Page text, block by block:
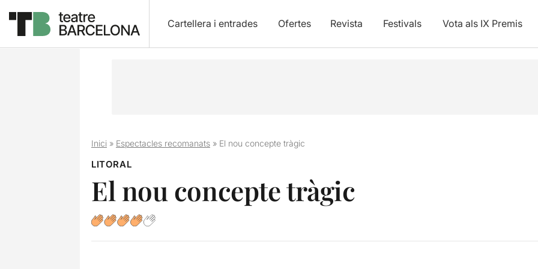
Cartellera i entrades Ofertes Revista Festivals Vota als IX Premis
Inici» Espectacles recomanats» El nou concepte tràgic
LITORAL
El nou concepte tràgic